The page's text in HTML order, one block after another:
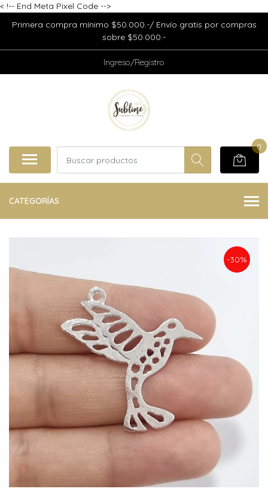
< !-- End Meta Pixel Code -->
Primera compra mínimo $50.000.-/ Envío gratis por compras
sobre $50.000.-
Ingreso/Registro
0
CATEGORÍAS
-30%